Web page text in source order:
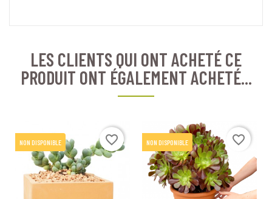
LES CLIENTS QUI ONT ACHETÉ CE
PRODUIT ONT ÉGALEMENT ACHETÉ...
NON DISPONIBLE favorite_border NON DISPONIBLE favorite_border